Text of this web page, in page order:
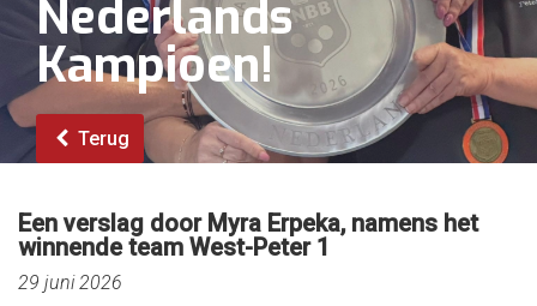
Nederlands
Kampioen!
Terug
Een verslag door Myra Erpeka, namens het
winnende team West-Peter 1
29 juni 2026